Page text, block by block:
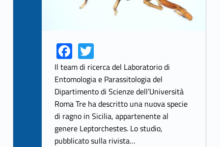
Link identifier share facebook archive #share-link-archive-96480Fa
ce
b
o
o
k
Link identifier share twitter archive #share-link-archive-91230T
w
itt
er
Il team di ricerca del Laboratorio di
Entomologia e Parassitologia del
Dipartimento di Scienze dell’Università
Roma Tre ha descritto una nuova specie
di ragno in Sicilia, appartenente al
genere Leptorchestes. Lo studio,
pubblicato sulla rivista…